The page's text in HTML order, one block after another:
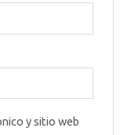
y sitio web